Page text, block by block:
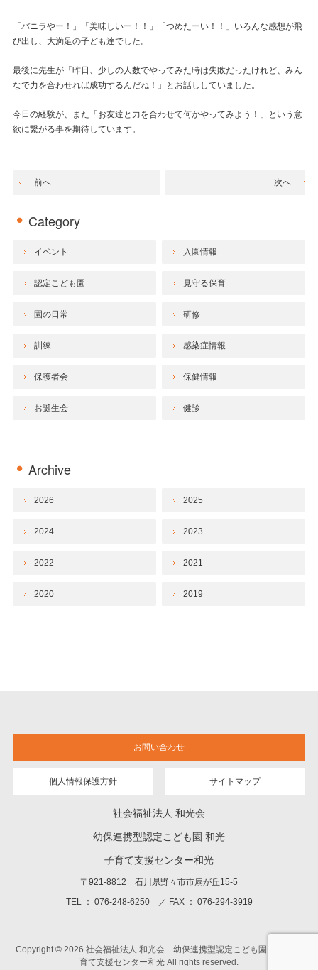
「バニラやー！」「美味しいー！！」「つめたーい！！」いろんな感想が飛
び出し、大満足の子ども達でした。
最後に先生が「昨日、少しの人数でやってみた時は失敗だったけれど、みん
なで力を合わせれば成功するんだね！」とお話ししていました。
今日の経験が、また「お友達と力を合わせて何かやってみよう！」という意
欲に繋がる事を期待しています。
前へ 次へ
Category
イベント 入園情報
認定こども園 見守る保育
園の日常 研修
訓練 感染症情報
保護者会 保健情報
お誕生会 健診
Archive
2026 2025
2024 2023
2022 2021
2020 2019
お問い合わせ
個人情報保護方針 サイトマップ
社会福祉法人 和光会
幼保連携型認定こども園 和光
子育て支援センター和光
〒921-8812 石川県野々市市扇が丘15-5
TEL ： 076-248-6250 ／ FAX ： 076-294-3919
Copyright © 2026 社会福祉法人 和光会 幼保連携型認定こども園 和光 子
育て支援センター和光 All rights reserved.